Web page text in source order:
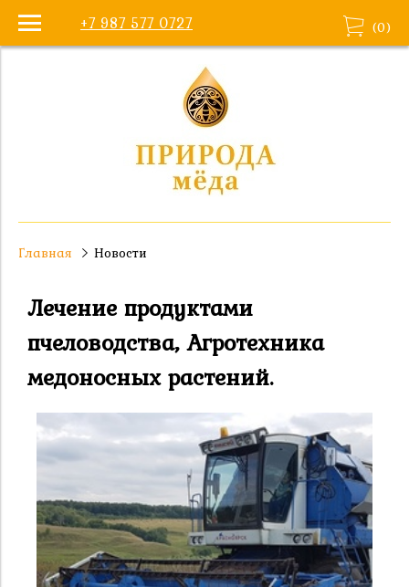
+7 987 577 0727 (0)
Главная Новости
Лечение продуктами
пчеловодства, Агротехника
медоносных растений.